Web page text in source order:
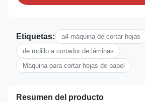
Etiquetas:
a4 máquina de cortar hojas
de rodillo a cortador de láminas
Máquina para cortar hojas de papel
Resumen del producto